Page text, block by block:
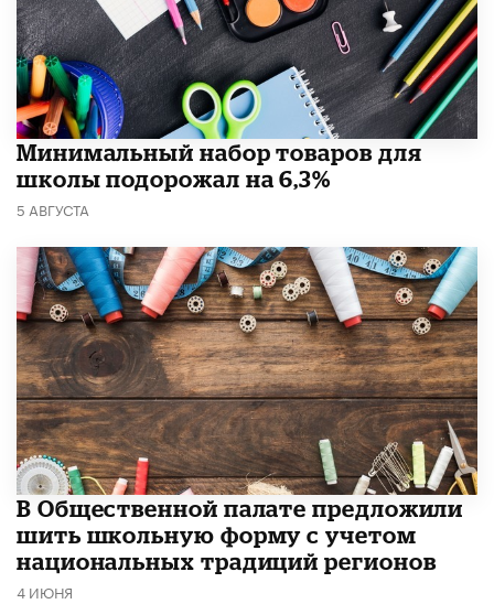
Минимальный набор товаров для
школы подорожал на 6,3%
5 АВГУСТА
В Общественной палате предложили
шить школьную форму с учетом
национальных традиций регионов
4 ИЮНЯ